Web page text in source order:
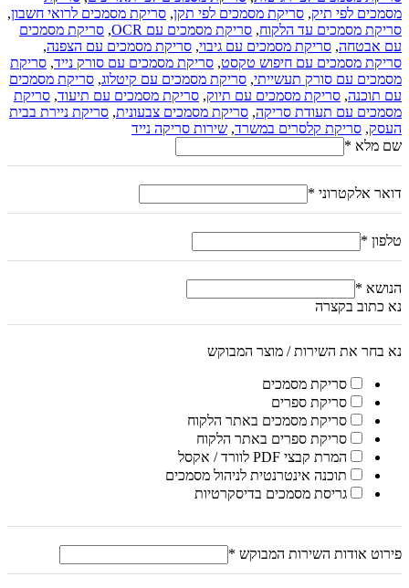
מסמכים לפי תיק, סריקת מסמכים לפי תקן, סריקת מסמכים לרואי חשבון,
סריקת מסמכים עד הלקוח, סריקת מסמכים עם OCR , סריקת מסמכים
עם אבטחה, סריקת מסמכים עם גיבוי, סריקת מסמכים עם הצפנה,
סריקת מסמכים עם חיפוש טקסט, סריקת מסמכים עם סורק נייד, סריקת
מסמכים עם סורק תעשייתי, סריקת מסמכים עם קיטלוג, סריקת מסמכים
עם תוכנה, סריקת מסמכים עם תיוק, סריקת מסמכים עם תיעוד, סריקת
מסמכים עם תעודת סריקה, סריקת מסמכים צבעונית, סריקת ניירת בבית
העסק, סריקת קלסרים במשרד, שירות סריקה נייד
שם מלא *
דואר אלקטרוני *
טלפון *
הנושא *
נא כתוב בקצרה
נא בחר את השירות / מוצר המבוקש
סריקת מסמכים
סריקת ספרים
סריקת מסמכים באתר הלקוח
סריקת ספרים באתר הלקוח
המרת קבצי PDF לוורד / אקסל
תוכנה אינטרנטית לניהול מסמכים
גריסת מסמכים בדיסקרטיות
פירוט אודות השירות המבוקש *